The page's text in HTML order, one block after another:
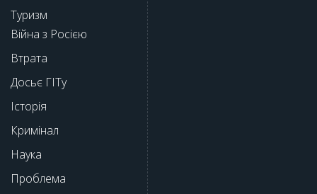
Туризм
Війна з Росією
Втрата
Досьє ГІТу
Історія
Кримінал
Наука
Проблема